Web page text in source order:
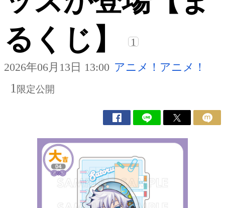
るくじ】
1
2026年06月13日 13:00 アニメ！アニメ！
1 限定公開